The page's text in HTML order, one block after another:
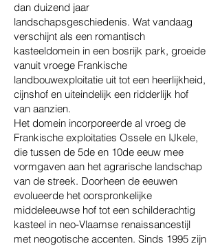
dan duizend jaar
landschapsgeschiedenis. Wat vandaag
verschijnt als een romantisch
kasteeldomein in een bosrijk park, groeide
vanuit vroege Frankische
landbouwexploitatie uit tot een heerlijkheid,
cijnshof en uiteindelijk een ridderlijk hof
van aanzien.
Het domein incorporeerde al vroeg de
Frankische exploitaties Ossele en IJkele,
die tussen de 5de en 10de eeuw mee
vormgaven aan het agrarische landschap
van de streek. Doorheen de eeuwen
evolueerde het oorspronkelijke
middeleeuwse hof tot een schilderachtig
kasteel in neo-Vlaamse renaissancestijl
met neogotische accenten. Sinds 1995 zijn